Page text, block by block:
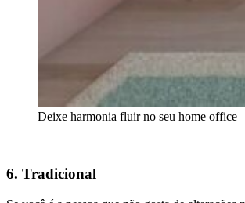
Deixe harmonia fluir no seu home office
6. Tradicional